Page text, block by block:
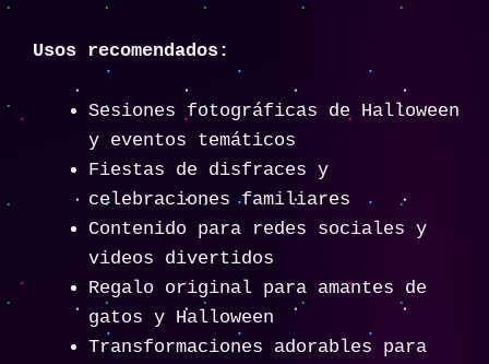
Usos recomendados:
Sesiones fotográficas de Halloween
y eventos temáticos
Fiestas de disfraces y
celebraciones familiares
Contenido para redes sociales y
videos divertidos
Regalo original para amantes de
gatos y Halloween
Transformaciones adorables para